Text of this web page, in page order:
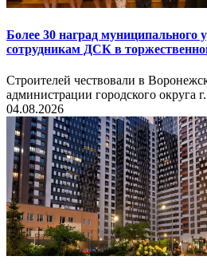
Более 30 наград муниципального
сотрудникам ДСК в
Строителей чествовали в
администрации городского округа
04.08.2026